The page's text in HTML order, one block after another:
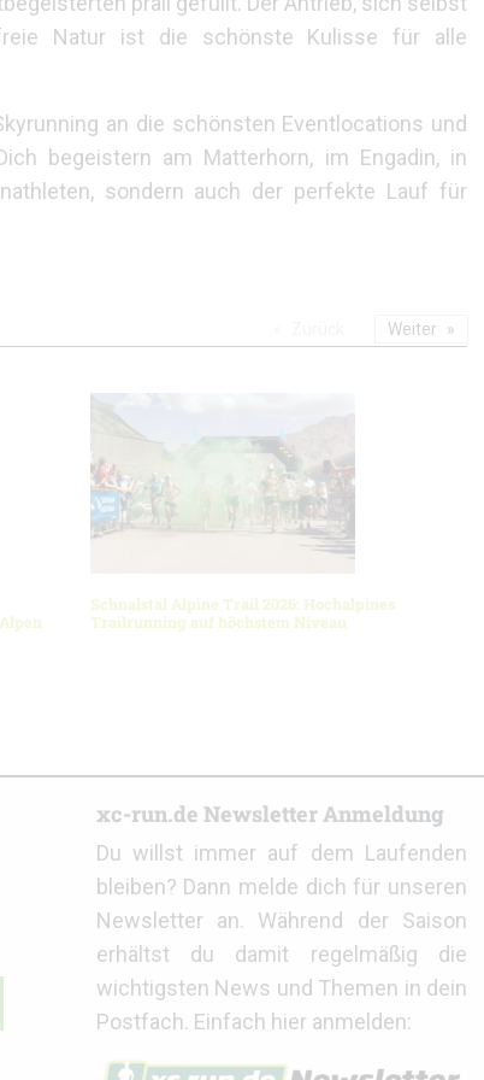
Natur ist die schönste Kulisse für alle
an die schönsten Eventlocations und
begeistern am Matterhorn, im Engadin, in
sondern auch der perfekte Lauf für
Schnalstal Alpine Trail 2026: Hochalpines
Trailrunning auf höchstem Niveau
Weiter
xc-run.de Newsletter Anmeldung
Du willst immer auf dem Laufenden
bleiben? Dann melde dich für unseren
Newsletter an. Während der Saison
erhältst du damit regelmäßig die
wichtigsten News und Themen in dein
Postfach. Einfach hier anmelden: